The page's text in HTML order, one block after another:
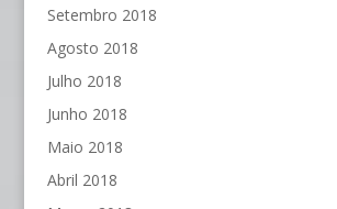
Setembro 2018
Agosto 2018
Julho 2018
Junho 2018
Maio 2018
Abril 2018